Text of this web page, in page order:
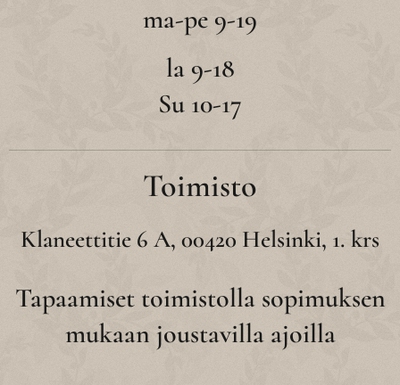
ma-pe 9-19
la 9-18
Su 10-17
Toimisto
Klaneettitie 6 A, 00420 Helsinki, 1. krs
Tapaamiset toimistolla sopimuksen
mukaan joustavilla ajoilla